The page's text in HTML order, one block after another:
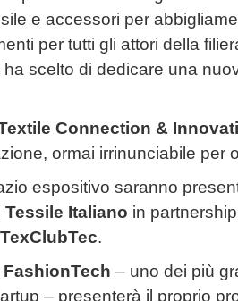
e accessori per
per tutti gli attori della
scelto di dedicare una
Connection &
ormai irrinunciabile per
espositivo saranno
Italiano in
TexClubTec.
– uno dei più
– presenterà il proprio